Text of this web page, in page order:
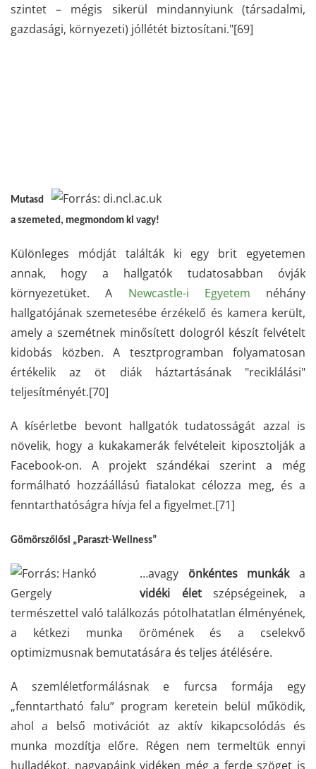
szintet – mégis sikerül mindannyiunk (társadalmi,
gazdasági, környezeti) jóllétét biztosítani."[69]
Mutasd
a szemeted, megmondom ki vagy!
Különleges módját találták ki egy brit egyetemen
annak, hogy a hallgatók tudatosabban óvják
környezetüket. A Newcastle-i Egyetem néhány
hallgatójának szemetesébe érzékelő és kamera került,
amely a szemétnek minősített dologról készít felvételt
kidobás közben. A tesztprogramban folyamatosan
értékelik az öt diák háztartásának "reciklálási"
teljesítményét.[70]
A kísérletbe bevont hallgatók tudatosságát azzal is
növelik, hogy a kukakamerák felvételeit kiposztolják a
Facebook-on. A projekt szándékai szerint a még
formálható hozzáállású fiatalokat célozza meg, és a
fenntarthatóságra hívja fel a figyelmet.[71]
Gömörszőlősi „Paraszt-Wellness”
…avagy önkéntes munkáka
vidéki
életszépségeinek, a
természettel való találkozás pótolhatatlan élményének,
a kétkezi munka örömének és a cselekvő
optimizmusnak bemutatására és teljes átélésére.
A szemléletformálásnak e furcsa formája egy
„fenntartható falu” program keretein belül működik,
ahol a belső motivációt az aktív kikapcsolódás és
munka mozdítja előre. Régen nem termeltük ennyi
hulladékot, nagyapáink vidéken még a ferde szöget is